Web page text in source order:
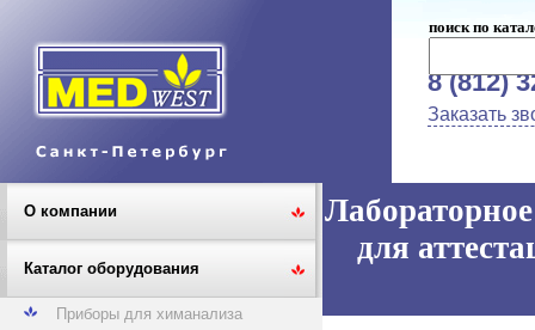
поиск по
8 (812)
Заказать
О компании
Каталог оборудования
Приборы для химанализа
для